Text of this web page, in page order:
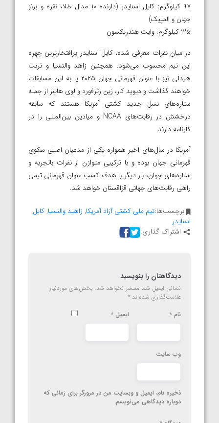
۹۷ کیلوگرم: کایل اسنایدر (دارنده ۱۰ مدال طلا، نقره و برنز
جهان و المپیک)
۱۲۵ کیلوگرم: وایت هندریکسون
در میان نفرات معرفی شده، کایل اسنایدر پرافتخارترین چهره
این تیم محسوب می‌شود. همچنین زاهد والنسیا و ترنت
هیدلی نیز با عنوان قهرمانی جهان ۲۰۲۵ پا به این مسابقات
خواهند گذاشت و دیوید کار، زین رترفورد و لوی هاینز از جمله
ستاره‌های نسل جدید کشتی آمریکا هستند که سابقه
درخشش در رقابت‌های NCAA و میادین بین‌المللی را در
کارنامه دارند.
آمریکا در سال‌های اخیر همواره یکی از مدعیان اصلی سکوی
قهرمانی جهان بوده و با ترکیبی متوازن از نفرات باتجربه و
ستاره‌های جوان، بار دیگر با هدف کسب عنوان قهرمانی تیمی
راهی رقابت‌های جهانی قزاقستان خواهد شد.
برچسب‌ها:تیم ملی کشتی آزاد آمریکا, زاهید والنسیا,کایل
اسنایدر
اشتراک گذاری:
دیدگاهتان را بنویسید
نشانی ایمیل شما منتشر نخواهد شد. بخش‌های موردنیاز
علامت‌گذاری شده‌اند *
نام * ایمیل *
وب‌ سایت
ذخیره نام، ایمیل و وبسایت من در مرورگر برای زمانی که
دوباره دیدگاهی می‌نویسم.